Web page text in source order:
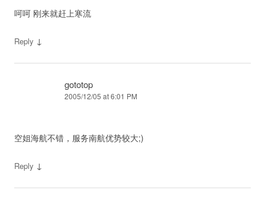
呵呵 刚来就赶上寒流
Reply ↓
gototop
2005/12/05 at 6:01 PM
空姐海航不错，服务南航优势较大;)
Reply ↓